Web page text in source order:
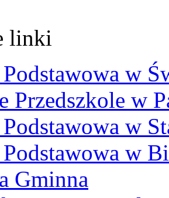
linki
Podstawowa w
Przedszkole w
Podstawowa w
Podstawowa w
Gminna